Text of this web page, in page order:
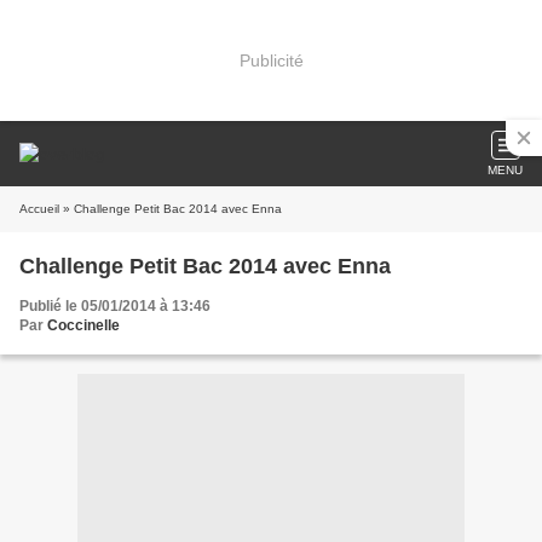
Publicité
MENU
Accueil » Challenge Petit Bac 2014 avec Enna
Challenge Petit Bac 2014 avec Enna
Publié le 05/01/2014 à 13:46
Par Coccinelle